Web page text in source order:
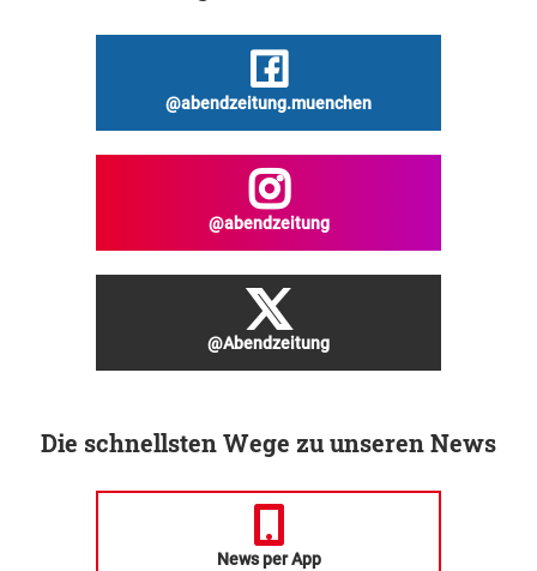
@abendzeitung.muenchen
@abendzeitung
@Abendzeitung
Die schnellsten Wege zu unseren News
News per App